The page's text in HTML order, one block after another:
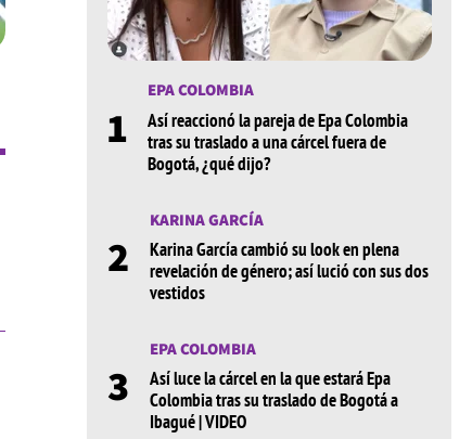
1
EPA COLOMBIA
Así reaccionó la pareja de Epa Colombia
tras su traslado a una cárcel fuera de
Bogotá, ¿qué dijo?
2
KARINA GARCÍA
Karina García cambió su look en plena
revelación de género; así lució con sus dos
vestidos
3
EPA COLOMBIA
Así luce la cárcel en la que estará Epa
Colombia tras su traslado de Bogotá a
Ibagué | VIDEO